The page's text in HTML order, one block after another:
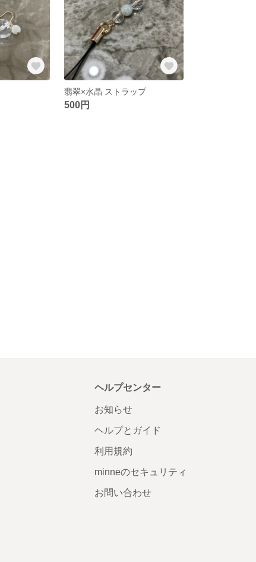
翡翠×水晶 ストラップ
500円
ヘルプセンター
お知らせ
ヘルプとガイド
利用規約
minneのセキュリティ
お問い合わせ